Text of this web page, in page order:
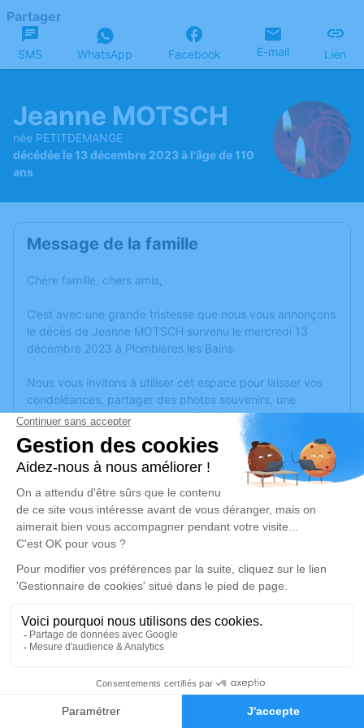
Faire-part Hommages
Partager
SMS WhatsApp Facebook E-mail Lien
Jeanne MOTSCH
née PETITDEMANGE
décédée le 13 décembre 2023 à l'âge de 110
ans
Message de la famille
Chère famille, chers amis,
C’est avec une grande tristesse que nous vous annonçons
le décès de Jeanne MOTSCH survenu le mercredi 13
décembre 2023 à Plombières les Bains.
Nous vous invitons à utiliser cet espace pour laisser vos
condoléances, partager des photos souvenirs, une
anecdote ou exprimer vos pensées à travers des poèmes
ou des textes. Cet endroit est un lieu d'expression dédié à
honorer la mémoire de Jeanne MOTSCH.
Un service de plantation d’arbre hommage estdisponible
samedi 16 décembre 2023 à 10h00
Église Saint Blaise de Bellefontaine
88370 Bellefontaine
Je rends hommage